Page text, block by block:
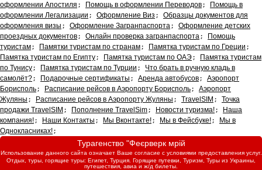
оформлении Апостиля ; Помощь в оформлении Переводов;
Помощь в
оформлении Легализации ; Оформление Виз ; Образцы документов для
оформления визы ; Оформление Загранпаспорта; Оформление детских
проездных документов; Онлайн проверка загранпаспорта;
Помощь
туристам; Памятки туристам по странам; Памятка туристам по Греции ;
Памятка туристам по Египту; Памятка туристам по ОАЭ;
Памятка туристам
по Тунису; Памятка туристам по Турции ; Что брать в ручную кладь в
самолёт?; Подарочные сертификаты ; Аренда автобусов; Аэропорт
Борисполь; Расписание рейсов в Аэропорту Борисполь; Аэропорт
Жуляны ; Расписание рейсов в Аэропорту Жуляны ; TravelSIM ; Точка
продажи TravelSIM ; Пополнение TravelSim; Новости туризма!;
Наша
компания!; Наши Контакты ; Мы Вконтакте!; Мы в Фейсбуке!;
Мы в
Однокласниках!;
Турагенство "Феєрверк мрій
Использование данного сайта означает Ваше согласие с условиями предоставления услуг.
Отдых, туры, горящие туры: Египет, Турция. Горящие путевки, Туризм, Туры из Украины,
путешествия, авиа и ж/д билеты.